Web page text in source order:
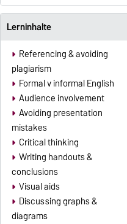
Lerninhalte
Referencing & avoiding
plagiarism
Formal v informal English
Audience involvement
Avoiding presentation
mistakes
Critical thinking
Writing handouts &
conclusions
Visual aids
Discussing graphs &
diagrams